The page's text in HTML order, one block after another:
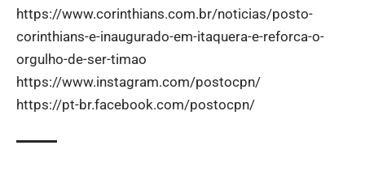
https://www.corinthians.com.br/noticias/posto-
corinthians-e-inaugurado-em-itaquera-e-reforca-o-
orgulho-de-ser-timao
https://www.instagram.com/postocpn/
https://pt-br.facebook.com/postocpn/